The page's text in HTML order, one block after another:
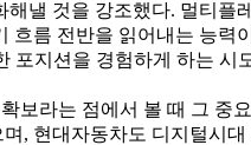
낼 것을 강조했다. 멀티플
름 전반을 읽어내는 능력
포지션을 경험하게 하는 시
보라는 점에서 볼 때 그 중
, 현대자동차도 디지털시